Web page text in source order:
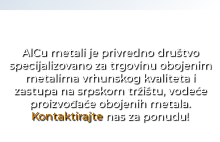
AlCu metali je privredno društvo
specijalizovano za trgovinu obojenim
metalima vrhunskog kvaliteta i
zastupa na srpskom tržištu, vodeće
proizvođače obojenih metala.
Kontaktirajtenas za ponudu!